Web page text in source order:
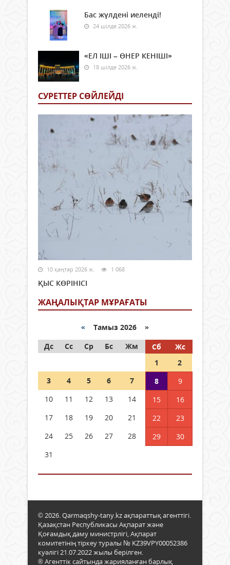
Бас жүлдені иеленді!
24 шілде 2026 ж.
«ЕЛ ІШІ – ӨНЕР КЕНІШІ»
18 шілде 2026 ж.
СУРЕТТЕР СӨЙЛЕЙДI
10 қаңтар 2026 ж. 1 068
ҚЫС КӨРІНІСІ
ЖАҢАЛЫҚТАР МҰРАҒАТЫ
« Тамыз 2026 »
Дс
Сс Ср Бс Жм Сб
Жс
1
2
3
4 5 6 7 8
9
10
11 12 13 14 15
16
17
18 19 20 21 22
23
24
25 26 27 28 29
30
31
© 2026. Qarmaqshy-tany.kz ақпараттық агенттігі.
Қазақстан Республикасы Ақпарат және
Қоғамдық даму министрлігі, Ақпарат
комитетінің тіркеу туралы № KZ39VPY00052386
куәлігі 21.07.2022 жылы берілген.
® Агенттік сайтында жарияланған барлық